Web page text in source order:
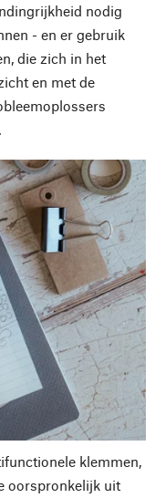
nodig
- en er gebruik
die zich in het
en met de
klemmen,
oorspronkelijk uit